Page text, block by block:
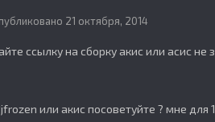
21 октября, 2014
ссылку на сборку акис или асис
или акис посоветуйте ? мне для